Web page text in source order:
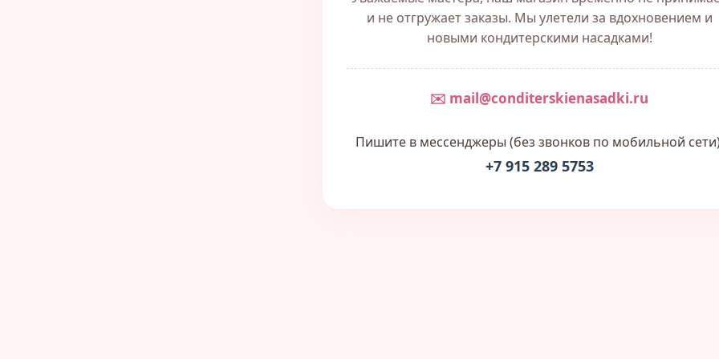
и не отгружает заказы. Мы улетели за вдохновением и
новыми кондитерскими насадками!
✉️ mail@conditerskienasadki.ru
Пишите в мессенджеры (без звонков по мобильной
+7 915 289 5753